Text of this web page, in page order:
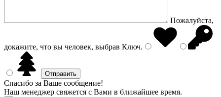
Пожалуйста,
докажите, что вы человек, выбрав Ключ.
Спасибо за Ваше сообщение!
Наш менеджер свяжется с Вами в ближайшее время.